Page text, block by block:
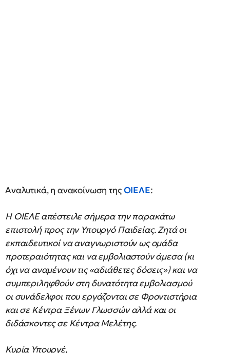
Αναλυτικά, η ανακοίνωση τηςΟΙΕΛΕ:
Η ΟΙΕΛΕ απέστειλε σήμερα την παρακάτω
επιστολή προς την Υπουργό Παιδείας. Ζητά οι
εκπαιδευτικοί να αναγνωριστούν ως ομάδα
προτεραιότητας και να εμβολιαστούν άμεσα (κι
όχι να αναμένουν τις «αδιάθετες δόσεις») και να
συμπεριληφθούν στη δυνατότητα εμβολιασμού
οι συνάδελφοι που εργάζονται σε Φροντιστήρια
και σε Κέντρα Ξένων Γλωσσών αλλά και οι
διδάσκοντες σε Κέντρα Μελέτης.
Κυρία Υπουργέ,